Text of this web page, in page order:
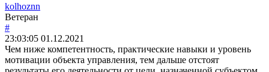
kolhoznn
Ветеран
#
23:03:05 01.12.2021
Чем ниже компетентность, практические навыки и уровень
мотивации объекта управления, тем дальше отстоят